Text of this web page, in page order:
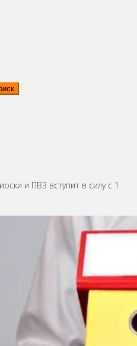
и ПВЗ вступит в силу с 1